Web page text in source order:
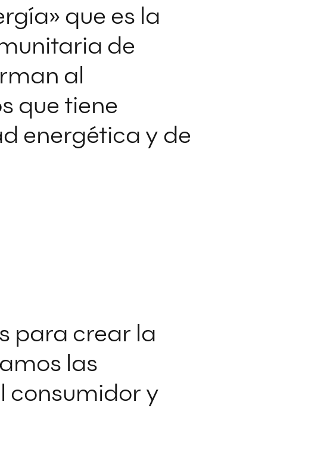
que es la
de
al
que tiene
energética y de
para crear la
las
consumidor y